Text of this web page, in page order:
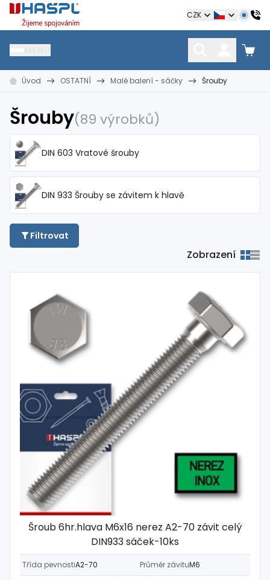
Hašpl CZK
HŘEBÍKY SPOJOVACÍ MATERIÁL KOTEVNÍ TECHNIKA
Úvod OSTATNÍ Malé balení - sáčky Šrouby
Šrouby(89 výrobků)
DIN 603 Vratové šrouby
DIN 933 Šrouby se závitem k hlavě
Filtrovat
Zobrazení
Šroub 6hr.hlava M6x16 nerez A2-70 závit celý
DIN933 sáček-10ks
Třída pevnostiA2-70 Průměr závituM6